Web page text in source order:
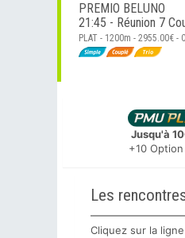
PREMIO BELUNO
21:45 - Réunion 7
PLAT - 1200m - 2955.00€ -
Jusqu'à
+10
Les
Cliquez sur la